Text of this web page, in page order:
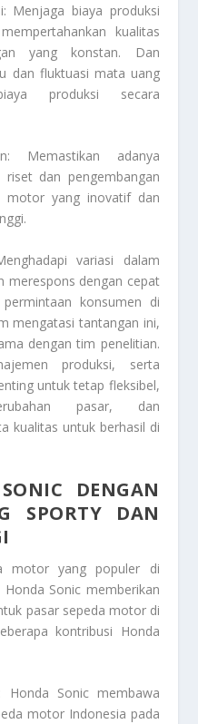
Menjaga biaya produksi
kualitas
yang konstan. Dan
dan fluktuasi mata uang
produksi secara
Memastikan adanya
dan pengembangan
motor yang inovatif dan
variasi dalam
merespons dengan cepat
konsumen di
mengatasi tantangan ini,
dengan tim penelitian.
produksi, serta
untuk tetap fleksibel,
pasar, dan
kualitas untuk berhasil di
DENGAN
SPORTY DAN
motor yang populer di
Sonic memberikan
pasar sepeda motor di
kontribusi Honda
Honda Sonic membawa
motor Indonesia pada